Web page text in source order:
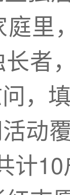
里
者
，
覆
计